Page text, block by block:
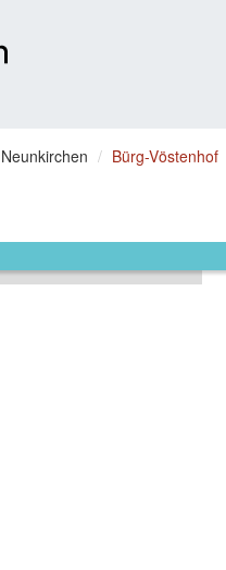
Neunkirchen Bürg-Vöstenhof